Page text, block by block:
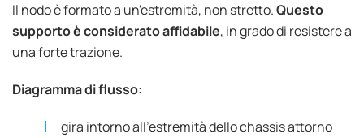
Il nodo è formato a un'estremità, non stretto.Questo
supporto è considerato affidabile, in grado di resistere a
una forte trazione.
Diagramma di flusso:
gira intorno all'estremità dello chassis attorno